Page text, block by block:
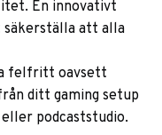
En innovativt
att alla
felfritt oavsett
ditt gaming setup
podcaststudio.